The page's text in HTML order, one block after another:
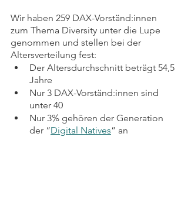
Wir haben 259 DAX-Vorständ:innen
zum Thema Diversity unter die Lupe
genommen und stellen bei der
Altersverteilung fest:
Der Altersdurchschnitt beträgt 54,5
Jahre
Nur 3 DAX-Vorständ:innen sind
unter 40 ️ ️
Nur 3% gehören der Generation
der “Digital Natives” an